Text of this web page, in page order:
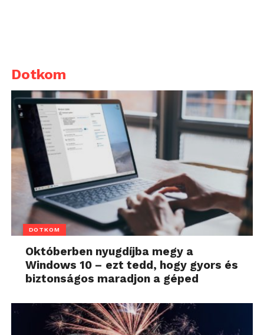
Dotkom
DOTKOM
Októberben nyugdíjba megy a
Windows 10 – ezt tedd, hogy gyors és
biztonságos maradjon a géped